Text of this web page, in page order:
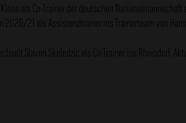
als Co-Trainer der deutschen
2020/21 als Assistenztrainer ins Trainerteam von
Slaven Skeledzic als Co-Trainer ins Rheindorf.